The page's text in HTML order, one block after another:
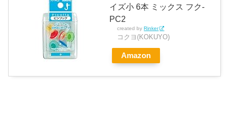
イズ小 6本 ミックス フク-
PC2
created by Rinker
コクヨ(KOKUYO)
Amazon